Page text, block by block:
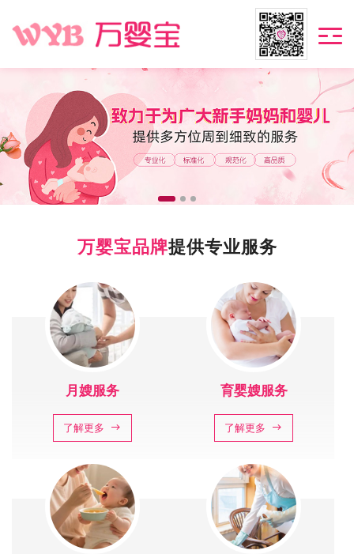
万婴宝品牌提供专业服务
月嫂服务
了解更多
育婴嫂服务
了解更多